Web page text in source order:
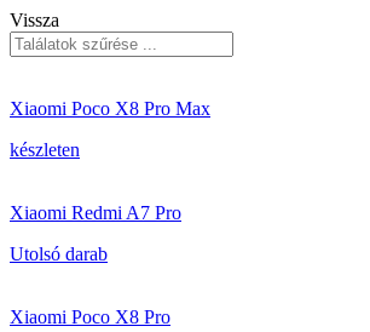
Vissza
Xiaomi Poco X8 Pro Max
készleten
Xiaomi Redmi A7 Pro
Utolsó darab
Xiaomi Poco X8 Pro